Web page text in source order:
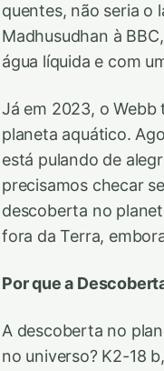
quentes, não seria o
Madhusudhan à
água líquida e com
Já em 2023, o
planeta aquático.
está pulando de
precisamos checar
descoberta no
fora da Terra,
Por que a
A descoberta no
no universo? K2-18